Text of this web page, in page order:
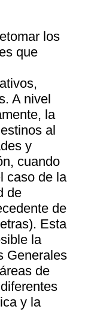
los
que
A nivel
la
al
y
cuando
caso de la
de
de
Esta
la
Generales
de
y la